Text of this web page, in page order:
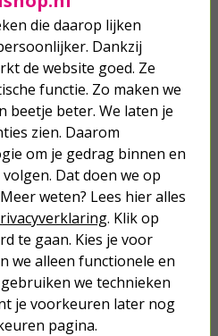
het niet
(Concentraat,
je gazon!
Wit)
met nok | AXA (Rechts
Zwart)
die daarop lijken
Dankzij
de website goed. Ze
functie. Zo maken we
beetje beter. We laten je
zien. Daarom
om je gedrag binnen en
Dat doen we op
weten? Lees hier alles
. Klik op
te gaan. Kies je voor
we alleen functionele en
we technieken
je voorkeuren later nog
pagina.